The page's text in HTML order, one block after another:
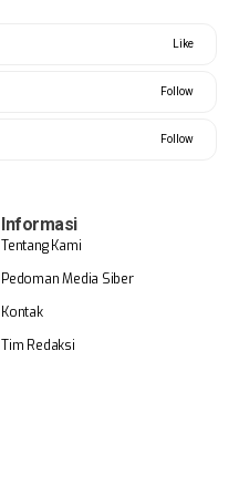
Like
Follow
Follow
Informasi
Tentang Kami
Pedoman Media Siber
Kontak
Tim Redaksi